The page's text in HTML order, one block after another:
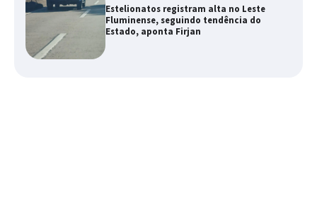
Estelionatos registram alta no Leste
Fluminense, seguindo tendência do
Estado, aponta Firjan